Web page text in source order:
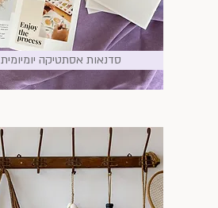
סדנאות אסתטיקה יומיומית